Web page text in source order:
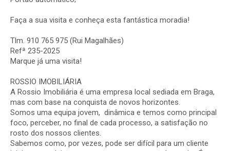
Faça a sua visita e conheça esta fantástica moradia!
Tlm. 910 765 975 (Rui Magalhães)
Refª 235-2025
Marque já uma visita!
ROSSIO IMOBILIÁRIA
A Rossio Imobiliária é uma empresa local sediada em Braga,
mas com base na conquista de novos horizontes.
Somos uma equipa jovem, dinâmica e temos como principal
foco, perceber, no final de cada processo, a satisfação no
rosto dos nossos clientes.
Sabemos como, por vezes, pode ser difícil para um cliente